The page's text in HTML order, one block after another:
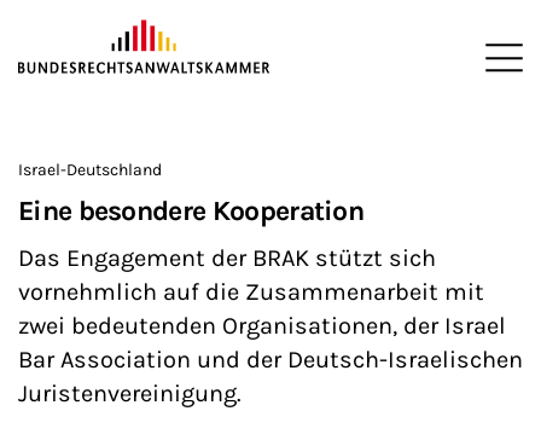
ZUM HAUPTINHALT SPRINGEN
Israel-Deutschland
Eine besondere Kooperation
Das Engagement der BRAK stützt sich
vornehmlich auf die Zusammenarbeit mit
zwei bedeutenden Organisationen, der Israel
Bar Association und der Deutsch-Israelischen
Juristenvereinigung.